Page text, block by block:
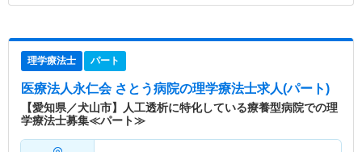
理学療法士 パート
医療法人永仁会 さとう病院の理学療法士求人(パート)
【愛知県／犬山市】人工透析に特化している療養型病院での理
学療法士募集≪パート≫